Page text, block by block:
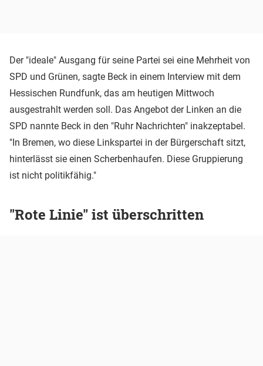
Der "ideale" Ausgang für seine Partei sei eine Mehrheit von
SPD und Grünen, sagte Beck in einem Interview mit dem
Hessischen Rundfunk, das am heutigen Mittwoch
ausgestrahlt werden soll. Das Angebot der Linken an die
SPD nannte Beck in den "Ruhr Nachrichten" inakzeptabel.
"In Bremen, wo diese Linkspartei in der Bürgerschaft sitzt,
hinterlässt sie einen Scherbenhaufen. Diese Gruppierung
ist nicht politikfähig."
"Rote Linie" ist überschritten